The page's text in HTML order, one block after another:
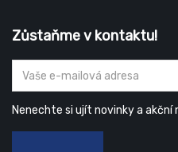
Zůstaňme v kontaktu!
Nenechte si ujít novinky a akční